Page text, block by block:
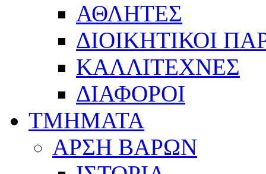
ΑΘΛΗΤΕΣ
ΔΙΟΙΚΗΤΙΚΟΙ
ΚΑΛΛΙΤΕΧΝΕΣ
ΔΙΑΦΟΡΟΙ
ΤΜΗΜΑΤΑ
ΑΡΣΗ ΒΑΡΩΝ